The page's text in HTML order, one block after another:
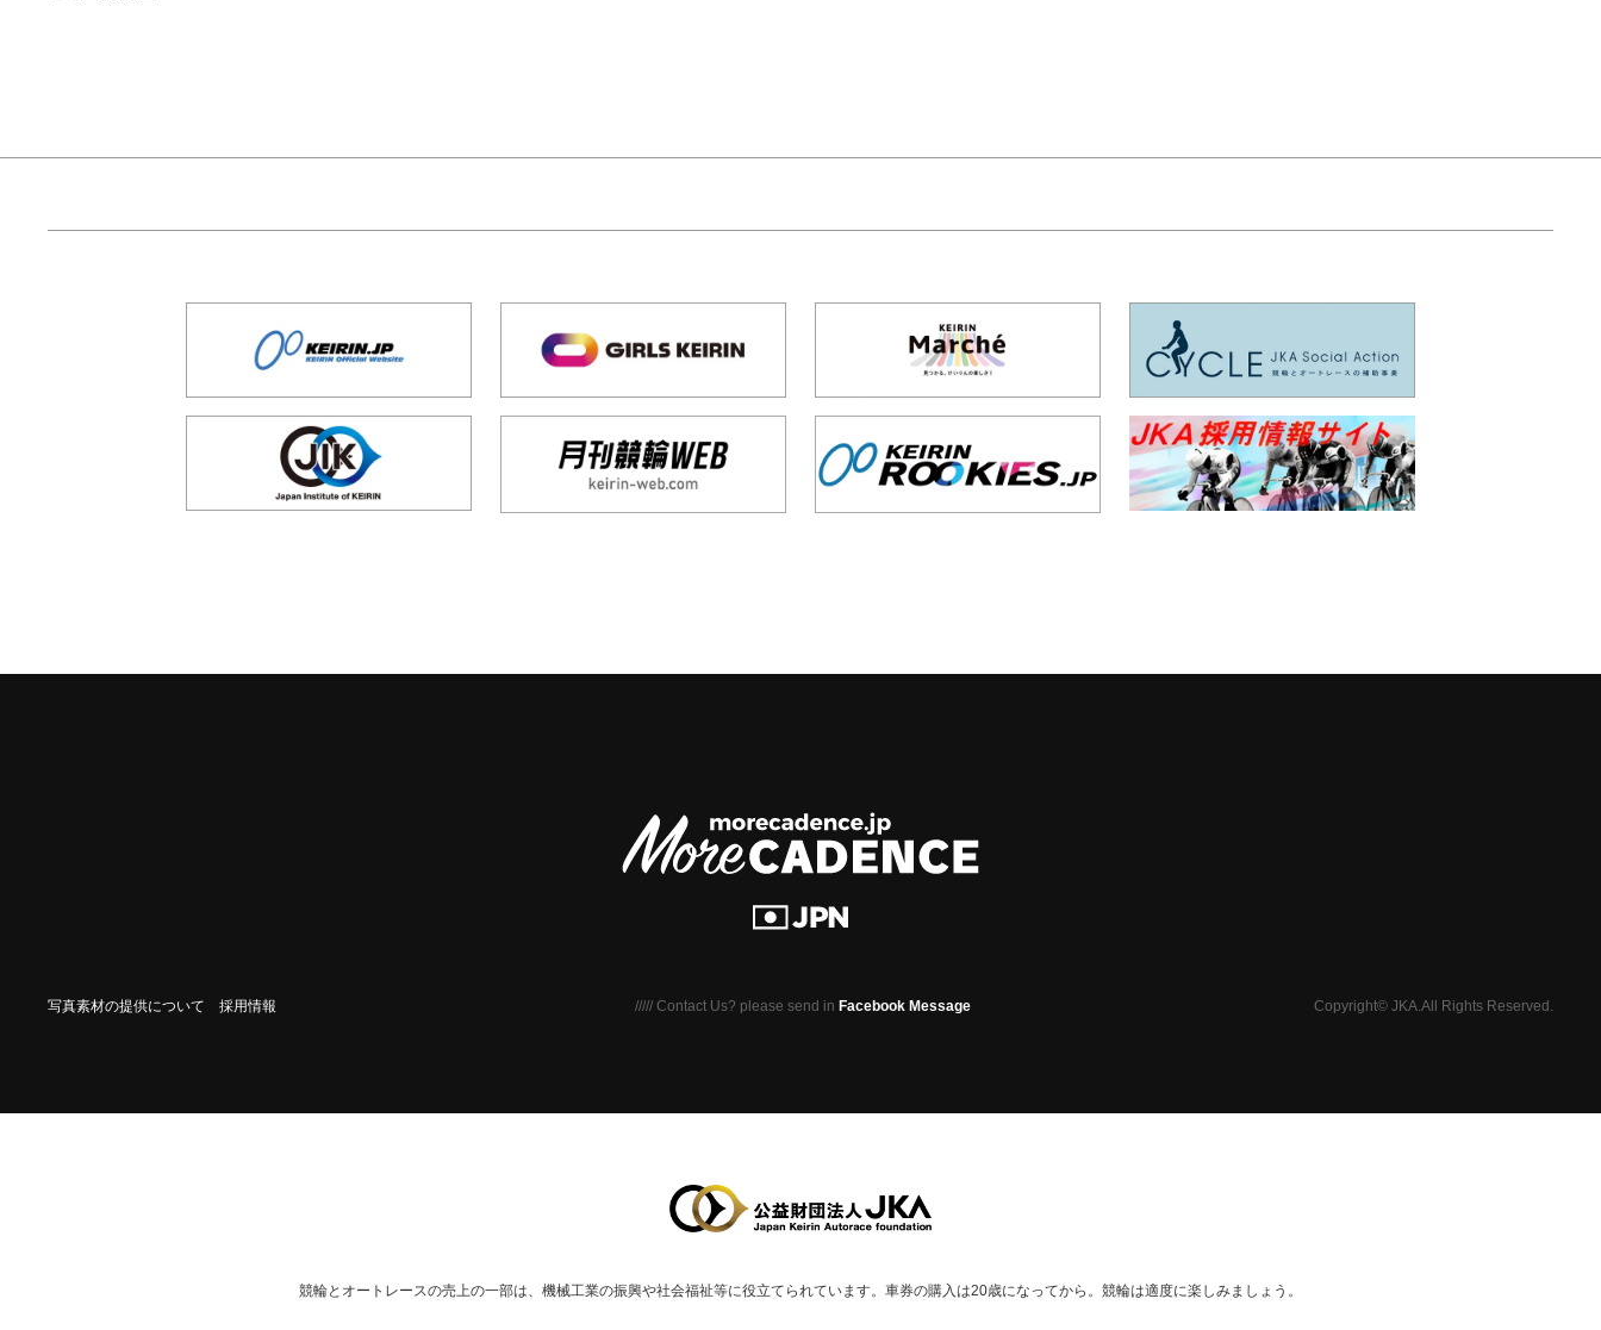
写真素材の提供について 採用情報 ///// Contact Us? please send in Facebook Message Copyright© JKA.All Rights Reserved.
競輪とオートレースの売上の一部は、 機械⼯業の振興や社会福祉等に役⽴てられています。 車券の購入は20歳になってから。競輪は適度に楽しみましょう。